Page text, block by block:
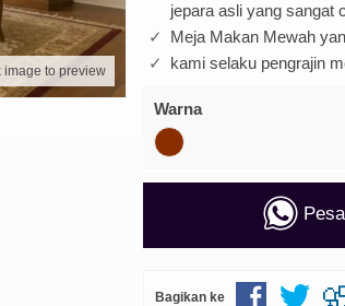
to preview
jepara asli yang sangat
Meja Makan Mewah
kami selaku pengrajin
Warna
Bagikan ke